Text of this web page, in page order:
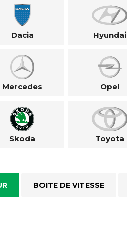
Dacia Hyundai
Mercedes Opel
Skoda Toyota
BOITE DE VITESSE